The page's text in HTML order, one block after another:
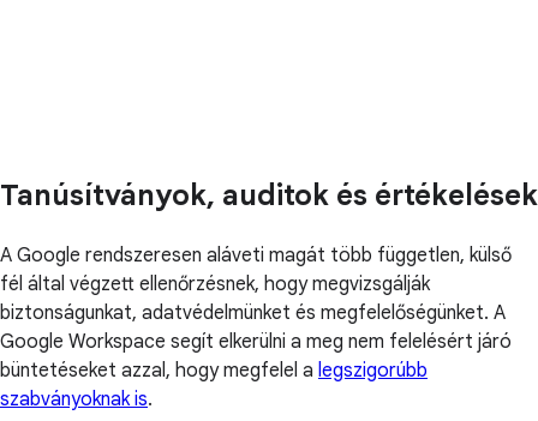
Tanúsítványok, auditok és értékelések
A Google rendszeresen aláveti magát több független, külső
fél által végzett ellenőrzésnek, hogy megvizsgálják
biztonságunkat, adatvédelmünket és megfelelőségünket. A
Google Workspace segít elkerülni a meg nem felelésért járó
büntetéseket azzal, hogy megfelel a legszigorúbb
szabványoknak is.